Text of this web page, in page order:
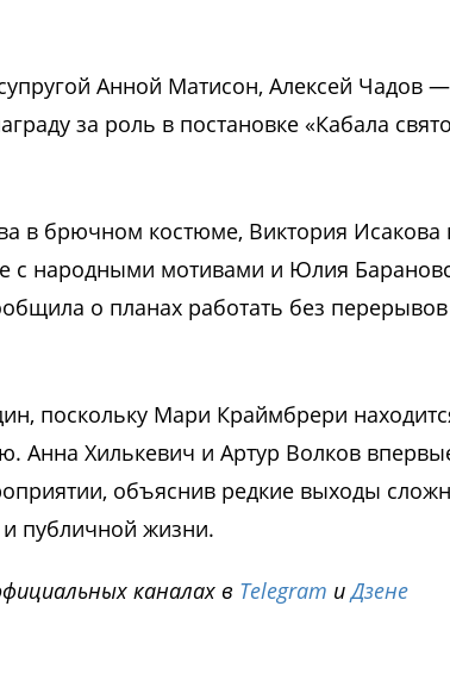
Анной Матисон, Алексей Чадов
за роль в постановке «Кабала
в брючном костюме, Виктория Исакова
с народными мотивами и Юлия
о планах работать без
поскольку Мари Краймбрери
Анна Хилькевич и Артур Волков
объяснив редкие выходы
публичной жизни.
каналах в Telegram иДзене